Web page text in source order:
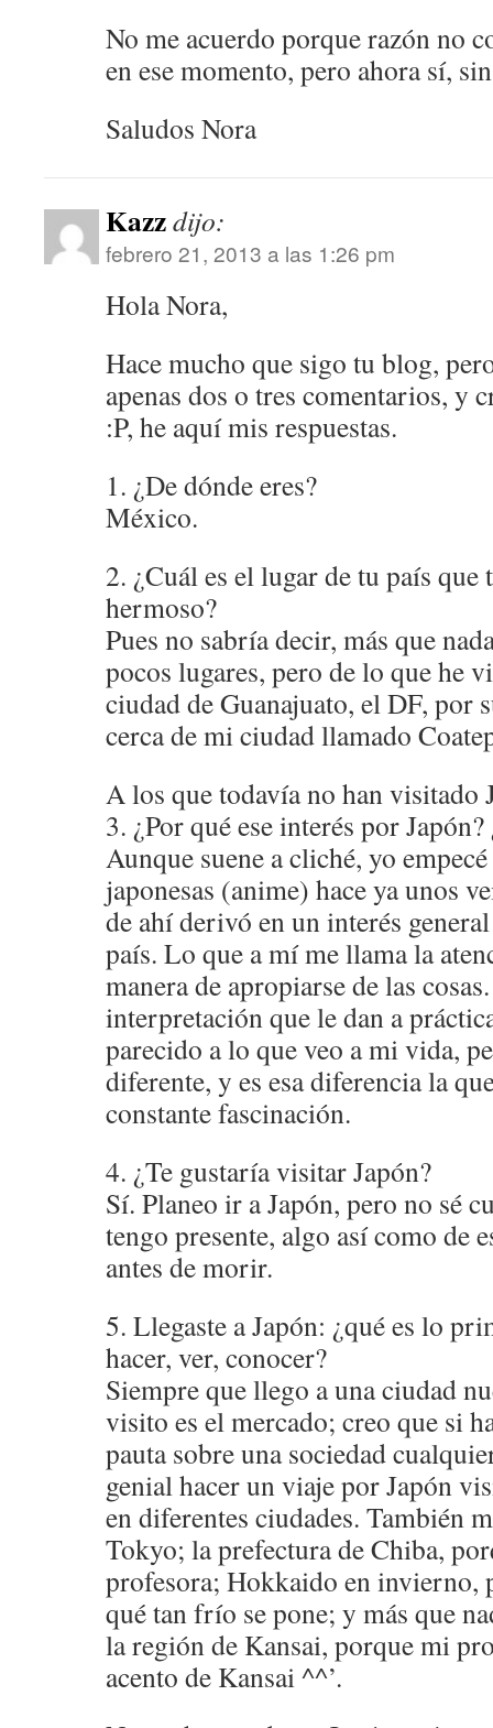
No me acuerdo porque razón no
en ese momento, pero ahora sí,
Saludos Nora
Kazzdijo:
febrero 21, 2013 a las 1:26 pm
Hola Nora,
Hace mucho que sigo tu blog,
apenas dos o tres comentarios, y
:P, he aquí mis respuestas.
1. ¿De dónde eres?
México.
2. ¿Cuál es el lugar de tu país que
hermoso?
Pues no sabría decir, más que
pocos lugares, pero de lo que he
ciudad de Guanajuato, el DF, por
cerca de mi ciudad llamado
A los que todavía no han visitado
3. ¿Por qué ese interés por
Aunque suene a cliché, yo
japonesas (anime) hace ya unos
de ahí derivó en un interés
país. Lo que a mí me llama la
manera de apropiarse de las
interpretación que le dan a
parecido a lo que veo a mi vida,
diferente, y es esa diferencia la
constante fascinación.
4. ¿Te gustaría visitar Japón?
Sí. Planeo ir a Japón, pero no sé
tengo presente, algo así como de
antes de morir.
5. Llegaste a Japón: ¿qué es lo
hacer, ver, conocer?
Siempre que llego a una ciudad
visito es el mercado; creo que si
pauta sobre una sociedad
genial hacer un viaje por Japón
en diferentes ciudades. También
Tokyo; la prefectura de Chiba,
profesora; Hokkaido en invierno,
qué tan frío se pone; y más que
la región de Kansai, porque mi
acento de Kansai ^^’.